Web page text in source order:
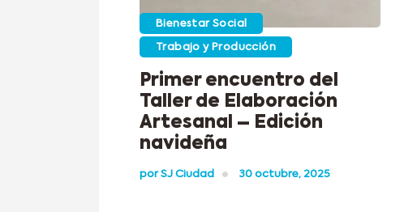
Bienestar Social
Trabajo y Producción
Primer encuentro del
Taller de Elaboración
Artesanal – Edición
navideña
porSJ Ciudad 30 octubre, 2025